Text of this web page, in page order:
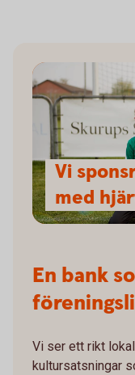
Vi
med
En bank
Vi ser ett rikt
kultursatsningar